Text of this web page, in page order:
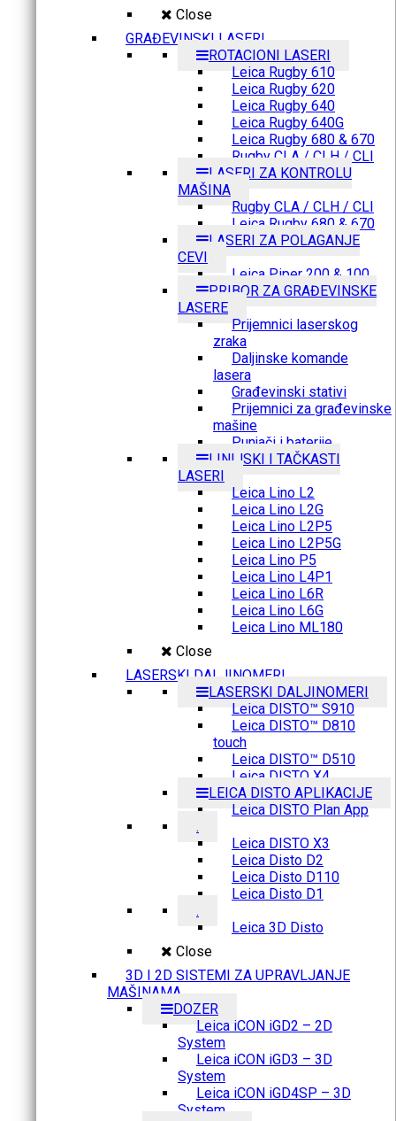
Close
GRAĐEVINSKI LASERI
ROTACIONI LASERI
Leica Rugby 610
Leica Rugby 620
Leica Rugby 640
Leica Rugby 640G
Leica Rugby 680 & 670
Rugby CLA / CLH / CLI
LASERI ZA KONTROLU
MAŠINA
Rugby CLA / CLH / CLI
Leica Rugby 680 & 670
LASERI ZA POLAGANJE
CEVI
Leica Piper 200 & 100
PRIBOR ZA GRAĐEVINSKE
LASERE
Prijemnici laserskog
zraka
Daljinske komande
lasera
Građevinski stativi
Prijemnici za građevinske
mašine
Punjači i baterije
LINIJSKI I TAČKASTI
LASERI
Leica Lino L2
Leica Lino L2G
Leica Lino L2P5
Leica Lino L2P5G
Leica Lino P5
Leica Lino L4P1
Leica Lino L6R
Leica Lino L6G
Leica Lino ML180
Close
LASERSKI DALJINOMERI
LASERSKI DALJINOMERI
Leica DISTO™ S910
Leica DISTO™ D810
touch
Leica DISTO™ D510
Leica DISTO X4
LEICA DISTO APLIKACIJE
Leica DISTO Plan App
.
Leica DISTO X3
Leica Disto D2
Leica Disto D110
Leica Disto D1
.
Leica 3D Disto
Close
3D I 2D SISTEMI ZA UPRAVLJANJE
MAŠINAMA
DOZER
Leica iCON iGD2 – 2D
System
Leica iCON iGD3 – 3D
System
Leica iCON iGD4SP – 3D
System